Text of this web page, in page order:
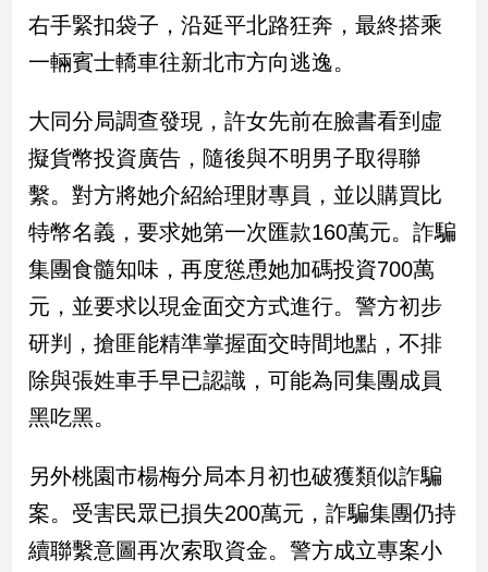
點
民
調
會
點
觀
點
兩
岸/
際
社
地
方
新
冠
右手緊扣袋子，沿延平北路狂奔，最終搭乘
一輛賓士轎車往新北市方向逃逸。
大同分局調查發現，許女先前在臉書看到虛
擬貨幣投資廣告，隨後與不明男子取得聯
繫。對方將她介紹給理財專員，並以購買比
特幣名義，要求她第一次匯款160萬元。詐騙
集團食髓知味，再度慫恿她加碼投資700萬
元，並要求以現金面交方式進行。警方初步
研判，搶匪能精準掌握面交時間地點，不排
除與張姓車手早已認識，可能為同集團成員
黑吃黑。
另外桃園市楊梅分局本月初也破獲類似詐騙
案。受害民眾已損失200萬元，詐騙集團仍持
續聯繫意圖再次索取資金。警方成立專案小